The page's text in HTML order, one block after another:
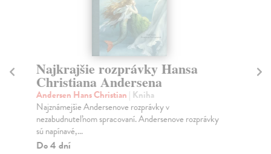
Najkrajšie rozprávky Hansa
Christiana Andersena
Andersen Hans Christian | Kniha
Najznámejšie Andersenove rozprávky v
nezabudnuteľnom spracovaní. Andersenove rozprávky
sú napínavé,...
Do 4 dní